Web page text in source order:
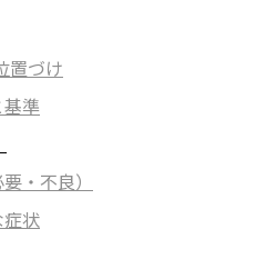
置づけ
準
・不良）
状